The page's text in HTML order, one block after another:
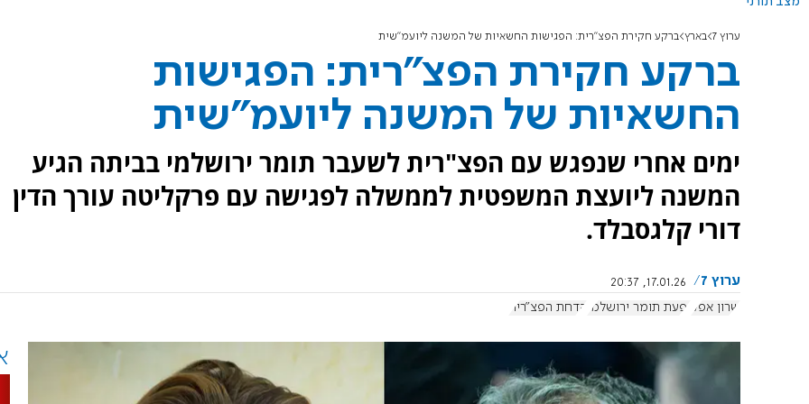
ערוץ 7 בארץ ברקע חקירת הפצ"רית: הפגישות החשאיות של המשנה ליועמ"שית
ברקע חקירת הפצ"רית: הפגישות
החשאיות של המשנה ליועמ"שית
ימים אחרי שנפגש עם הפצ"רית לשעבר תומר ירושלמי בביתה הגיע
המשנה ליועצת המשפטית לממשלה לפגישה עם פרקליטה עורך הדין
דורי קלגסבלד.
ערוץ 7
17.01.26, 20:37
שרון אפק
יפעת תומר ירושלמי הדחת הפצ"רית